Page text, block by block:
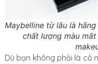
Maybelline từ lâu là
chất lượng màu
Dù bạn không phải là cô